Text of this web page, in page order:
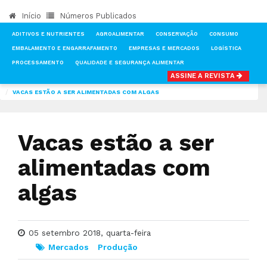
Início Números Publicados
ADITIVOS E NUTRIENTES AGROALIMENTAR CONSERVAÇÃO CONSUMO
EMBALAMENTO E ENGARRAFAMENTO EMPRESAS E MERCADOS LOGÍSTICA
PROCESSAMENTO QUALIDADE E SEGURANÇA ALIMENTAR
ASSINE A REVISTA
VACAS ESTÃO A SER ALIMENTADAS COM ALGAS
Vacas estão a ser
alimentadas com
algas
05 setembro 2018, quarta-feira
Mercados
Produção